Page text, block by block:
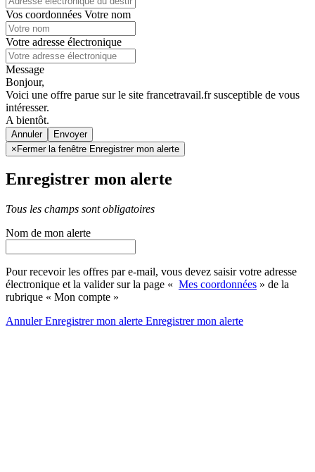
Vos coordonnées Votre nom
Votre adresse électronique
Message
Bonjour,
Voici une offre parue sur le site francetravail.fr susceptible de vous
intéresser.
A bientôt.
Annuler
×Fermer la fenêtre Enregistrer mon alerte
Enregistrer mon alerte
Tous les champs sont obligatoires
Nom de mon alerte
Pour recevoir les offres par e-mail, vous devez saisir votre adresse
électronique et la valider sur la page « Mes coordonnées » de la
rubrique « Mon compte »
AnnulerEnregistrer mon alerte Enregistrermon alerte